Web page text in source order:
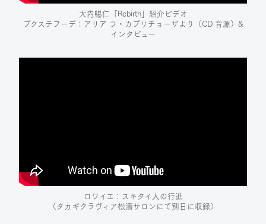
大内暢仁「Rebirth」紹介ビデオ
ブクステフーデ：アリア ラ・カプリチョーザより（CD 音源）&
インタビュー
ロワイエ：スキタイ人の行進
（タカギクラヴィア松濤サロンにて別日に収録）